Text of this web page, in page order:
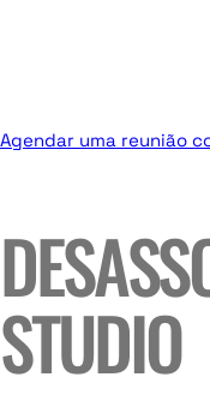
Agendar uma reunião
STUDIO